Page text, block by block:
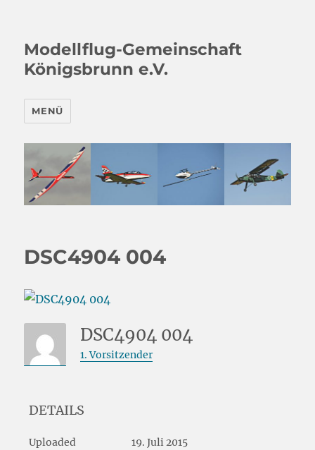
Modellflug-Gemeinschaft
Königsbrunn e.V.
MENÜ
DSC4904 004
DSC4904 004
1. Vorsitzender
DETAILS
Uploaded 19. Juli 2015